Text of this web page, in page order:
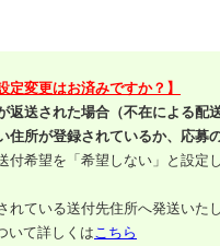
定変更はお済みですか？】
返送された場合（不在による
住所が登録されているか、応募
付希望を「希望しない」と設
れている送付先住所へ発送い
て詳しくは こちら